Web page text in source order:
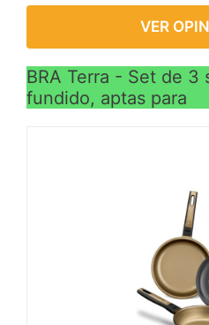
VER
BRA Terra - Set de 3
fundido, aptas para